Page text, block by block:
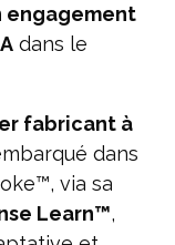
engagement
dans le
fabricant à
dans
via sa
Learn™,